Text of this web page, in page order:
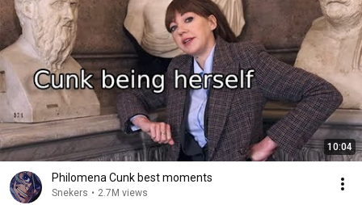
10:04
Philomena Cunk best moments
Snekers • 2.7M views